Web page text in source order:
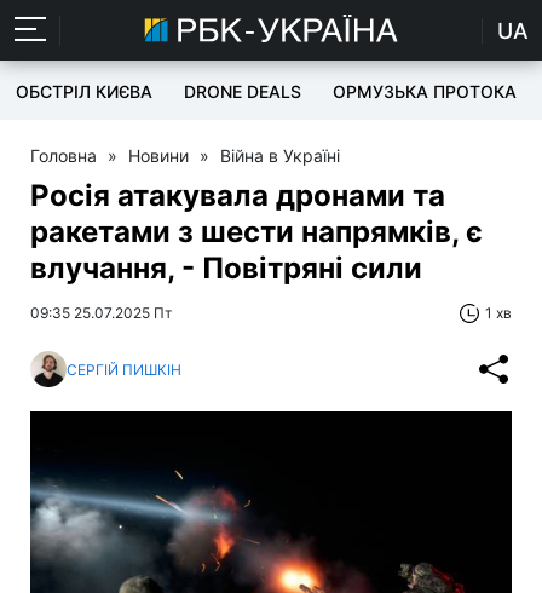
UA
ОБСТРІЛ КИЄВА DRONE DEALS ОРМУЗЬКА ПРОТОКА
Головна » Новини » Війна в Україні
Росія атакувала дронами та
ракетами з шести напрямків, є
влучання, - Повітряні сили
09:35 25.07.2025 Пт 1 хв
СЕРГІЙ ПИШКІН